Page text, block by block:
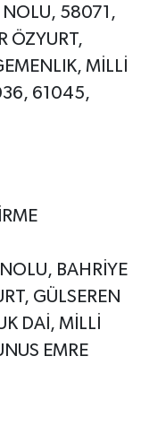
58071,
ÖZYURT,
MİLLİ
61045,
BAHRİYE
GÜLSEREN
DAİ, MİLLİ
EMRE